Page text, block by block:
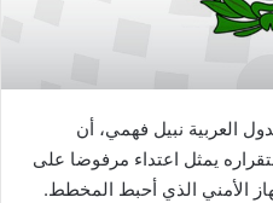
العربية نبيل فهمي، أن
يمثل اعتداء مرفوضا على
الأمني الذي أحبط المخطط.